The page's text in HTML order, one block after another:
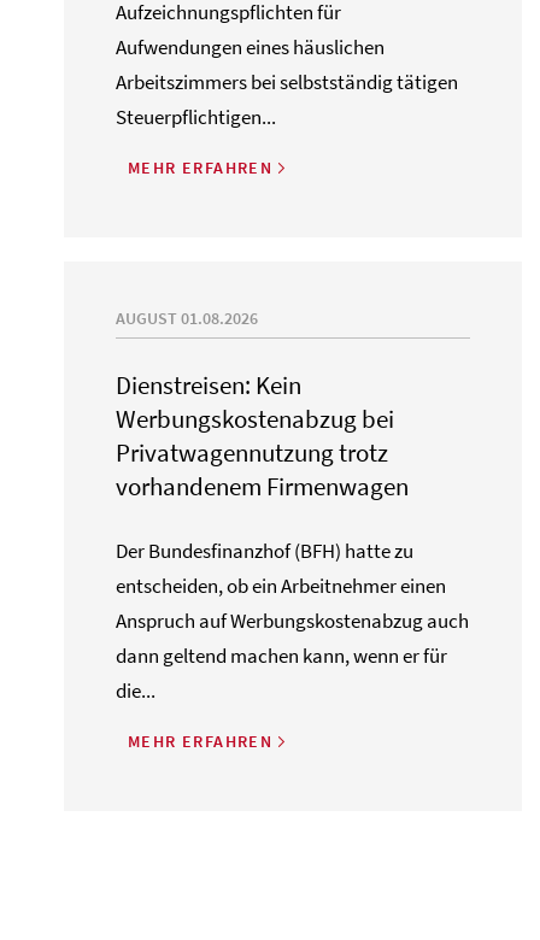
Aufzeichnungspflichten für
Aufwendungen eines häuslichen
Arbeitszimmers bei selbstständig tätigen
Steuerpflichtigen...
MEHR ERFAHREN
AUGUST 01.08.2026
Dienstreisen: Kein
Werbungskostenabzug bei
Privatwagennutzung trotz
vorhandenem Firmenwagen
Der Bundesfinanzhof (BFH) hatte zu
entscheiden, ob ein Arbeitnehmer einen
Anspruch auf Werbungskostenabzug auch
dann geltend machen kann, wenn er für
die...
MEHR ERFAHREN